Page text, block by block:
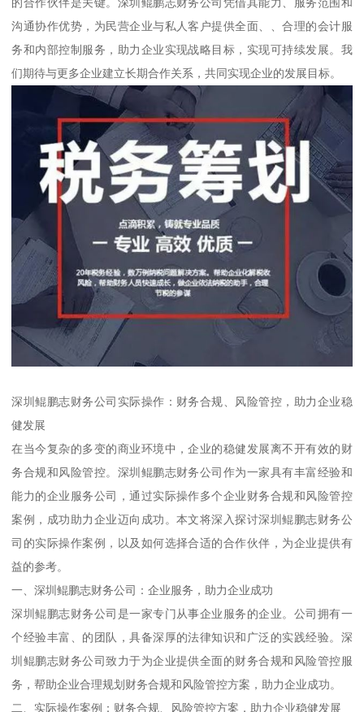
沟通协作优势，为民营企业与私人客户提供全面、、合理的会计服
务和内部控制服务，助力企业实现战略目标，实现可持续发展。我
们期待与更多企业建立长期合作关系，共同实现企业的发展目标。
深圳鲲鹏志财务公司实际操作：财务合规、风险管控，助力企业稳
健发展
在当今复杂的多变的商业环境中，企业的稳健发展离不开有效的财
务合规和风险管控。深圳鲲鹏志财务公司作为一家具有丰富经验和
能力的企业服务公司，通过实际操作多个企业财务合规和风险管控
案例，成功助力企业迈向成功。本文将深入探讨深圳鲲鹏志财务公
司的实际操作案例，以及如何选择合适的合作伙伴，为企业提供有
益的参考。
一、深圳鲲鹏志财务公司：企业服务，助力企业成功
深圳鲲鹏志财务公司是一家专门从事企业服务的企业。公司拥有一
个经验丰富、的团队，具备深厚的法律知识和广泛的实践经验。深
圳鲲鹏志财务公司致力于为企业提供全面的财务合规和风险管控服
务，帮助企业合理规划财务合规和风险管控方案，助力企业成功。
二、实际操作案例：财务合规、风险管控方案，助力企业稳健发展